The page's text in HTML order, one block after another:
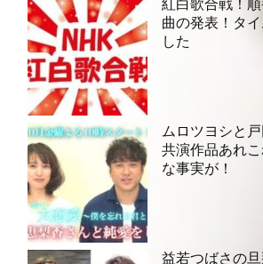
紅白歌合戦！
曲の発表！タ
した
ムロツヨシと
共演作品あれ
な事実が！
益若つばさの